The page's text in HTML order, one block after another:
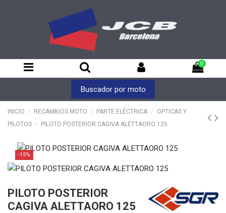
0
Buscador por moto
INICIO RECAMBIOS MOTO PARTE ELÉCTRICA
OPTICAS Y
PILOTOS
PILOTO POSTERIOR CAGIVA ALETTAORO 125
-15%
PILOTO POSTERIOR
CAGIVA ALETTAORO 125